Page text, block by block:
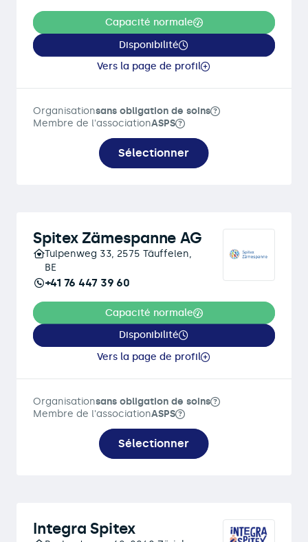
Capacité normale
Disponibilité
Vers la page de profil
Organisationsans obligation de soins
Membre de l'associationASPS
Sélectionner
Spitex Zämespanne AG
Tulpenweg 33, 2575 Täuffelen,
BE
+41 76 447 39 60
Capacité normale
Disponibilité
Vers la page de profil
Organisationsans obligation de soins
Membre de l'associationASPS
Sélectionner
Integra Spitex